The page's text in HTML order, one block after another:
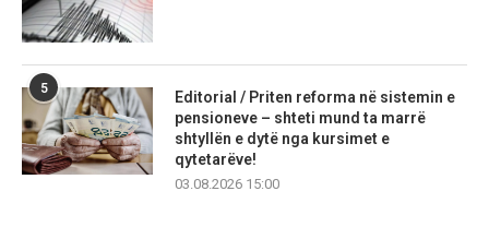
5
Editorial / Priten reforma në sistemin e
pensioneve – shteti mund ta marrë
shtyllën e dytë nga kursimet e
qytetarëve!
03.08.2026 15:00